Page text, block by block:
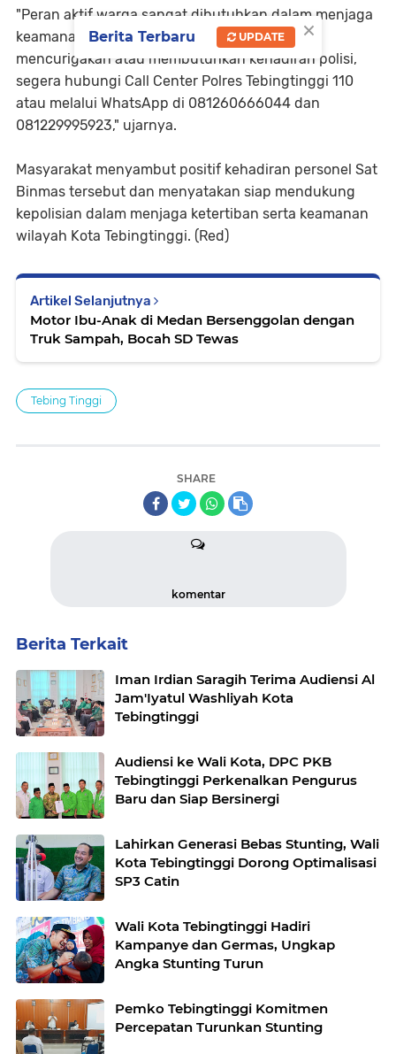
"Peran aktif warga sangat dibutuhkan dalam menjaga
keamanan lingkungan. Jika ada kejadian yang
mencurigakan atau membutuhkan kehadiran polisi,
segera hubungi Call Center Polres Tebingtinggi 110
atau melalui WhatsApp di 081260666044 dan
081229995923," ujarnya.
Masyarakat menyambut positif kehadiran personel Sat
Binmas tersebut dan menyatakan siap mendukung
kepolisian dalam menjaga ketertiban serta keamanan
wilayah Kota Tebingtinggi. (Red)
Artikel Selanjutnya
Motor Ibu-Anak di Medan Bersenggolan dengan
Truk Sampah, Bocah SD Tewas
Tebing Tinggi
SHARE
komentar
Berita Terkait
Iman Irdian Saragih Terima Audiensi Al
Jam'Iyatul Washliyah Kota
Tebingtinggi
Audiensi ke Wali Kota, DPC PKB
Tebingtinggi Perkenalkan Pengurus
Baru dan Siap Bersinergi
Lahirkan Generasi Bebas Stunting, Wali
Kota Tebingtinggi Dorong Optimalisasi
SP3 Catin
Wali Kota Tebingtinggi Hadiri
Kampanye dan Germas, Ungkap
Angka Stunting Turun
Pemko Tebingtinggi Komitmen
Percepatan Turunkan Stunting
×
Berita Terbaru UPDATE